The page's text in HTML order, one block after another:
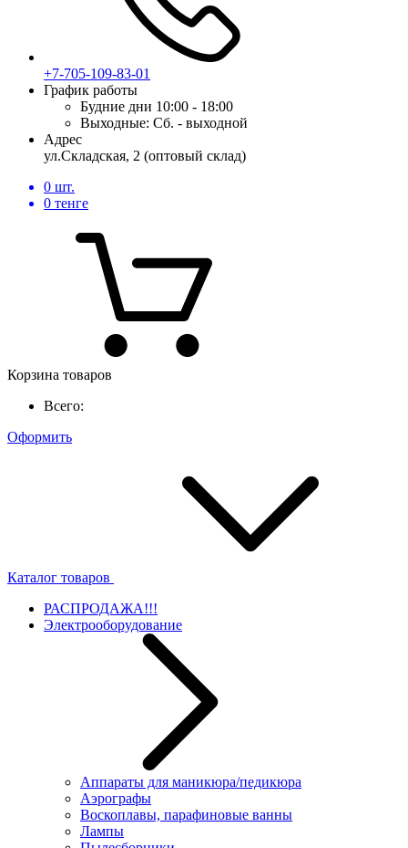
+7-705-109-83-01
График работы
Будние дни 10:00 - 18:00
Выходные: Сб. - выходной
Адрес
ул.Складская, 2 (оптовый склад)
0 шт.
0 тенге
Корзина товаров
Всего:
Оформить
Каталог товаров
РАСПРОДАЖА!!!
Электрооборудование
Аппараты для маникюра/педикюра
Аэрографы
Воскоплавы, парафиновые ванны
Лампы